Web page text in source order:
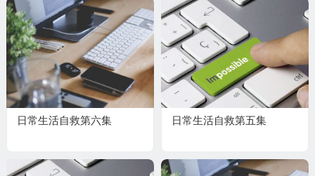
日常生活自救第六集 日常生活自救第五集